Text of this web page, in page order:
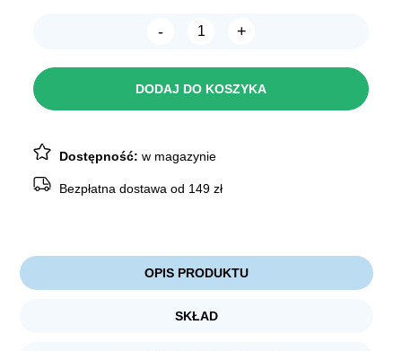
wynosiła:
42,49 zł.
wynosi:
30,39 zł.
-
ilość
jagnięciną
+
DODAJ DO KOSZYKA
Dostępność:w magazynie
Bezpłatna dostawa od 149 zł
OPIS PRODUKTU
SKŁAD